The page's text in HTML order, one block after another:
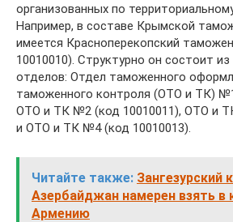
организованных по
Например, в составе Крымской
имеется Красноперекопский
10010010). Структурно он состоит
отделов: Отдел таможенного
таможенного контроля (ОТО и ТК)
ОТО и ТК №2 (код 10010011), ОТО и
и ОТО и ТК №4 (код 10010013).
Читайте также: Зангезурский
Азербайджан намерен взять в
Армению